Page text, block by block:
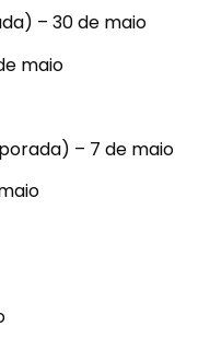
– 30 de maio
maio
– 7 de maio